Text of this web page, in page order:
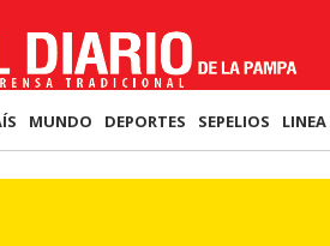
MUNDO DEPORTES SEPELIOS